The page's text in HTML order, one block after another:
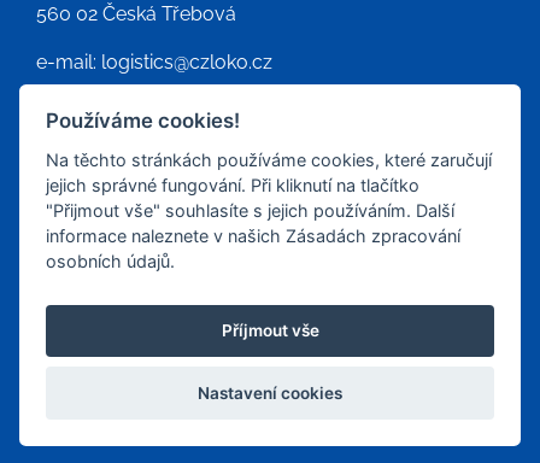
560 02 Česká Třebová
e-mail: logistics@czloko.cz
MAPA
© CZ Logistics, s.r.o. | VytvořilWeb z Moravy|Nastavení
cookies
Používáme cookies!
Na těchto stránkách používáme cookies, které zaručují
jejich správné fungování. Při kliknutí na tlačítko
"Přijmout vše" souhlasíte s jejich používáním. Další
informace naleznete v našich Zásadách zpracování
osobních údajů.
Příjmout vše
Nastavení cookies